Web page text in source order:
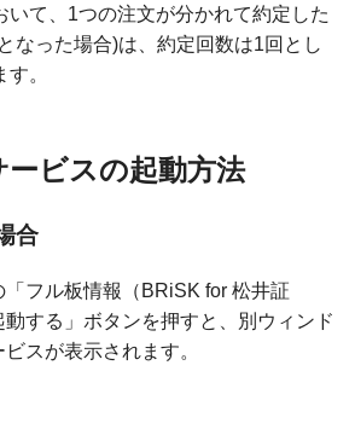
いて、1つの注文が分かれて約定した
なった場合)は、約定回数は1回とし
。
ービスの起動方法
合
「フル板情報（BRiSK for 松井証
する」ボタンを押すと、別ウィンド
スが表示されます。